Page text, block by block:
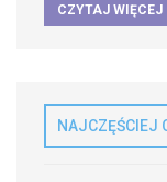
CZYTAJ WIĘCEJ
NAJCZĘŚCIEJ